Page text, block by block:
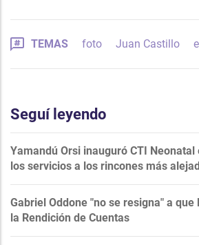
TEMAS foto Juan Castillo
Seguí leyendo
Yamandú Orsi inauguró CTI Neonatal
los servicios a los rincones más
Gabriel Oddone "no se resigna" a
la Rendición de Cuentas